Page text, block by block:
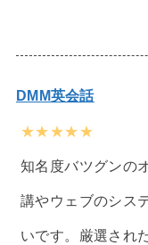
DMM英会話
★★★★★
知名度バツグンの
講やウェブのシス
いです。厳選され